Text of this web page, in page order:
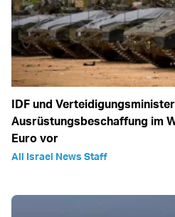
IDF und
Ausrüstungsbeschaffung im
Euro vor
All Israel News Staff